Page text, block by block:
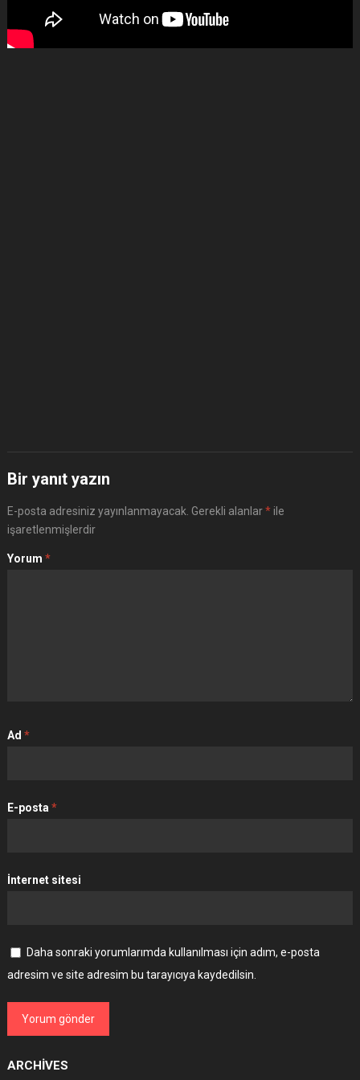
Bir yanıt yazın
E-posta adresiniz yayınlanmayacak. Gerekli alanlar*ile
işaretlenmişlerdir
Yorum *
Ad *
E-posta *
İnternet sitesi
Daha sonraki yorumlarımda kullanılması için adım, e-posta
adresim ve site adresim bu tarayıcıya kaydedilsin.
ARCHIVES